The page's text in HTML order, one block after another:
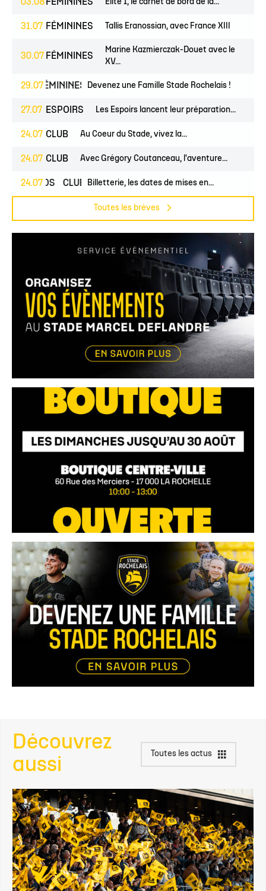
03.08 FÉMININES Élite 1, le carnet de bord de la...
31.07 FÉMININES Tallis Eranossian, avec France XIII
30.07 FÉMININES
Marine Kazmierczak-Douet avec le
XV...
29.07
FÉMININES CLUBDevenez une Famille Stade Rochelais !
27.07 ESPOIRS Les Espoirs lancent leur préparation...
24.07 CLUB Au Coeur du Stade, vivez la...
24.07 CLUB Avec Grégory Coutanceau, l'aventure...
24.07
PROS CLUB Billetterie, les dates de mises en...
Toutes les brèves
Découvrez
aussi
Toutes les actus